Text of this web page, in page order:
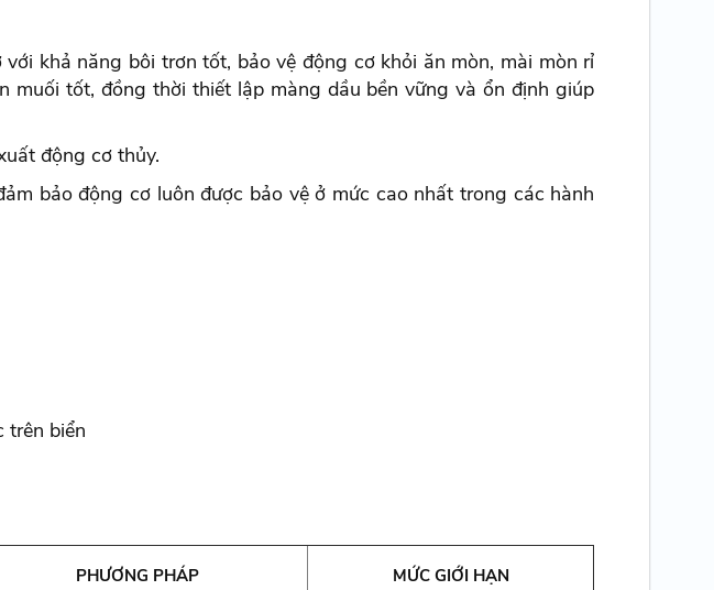
khả năng bôi trơn tốt, bảo vệ động cơ khỏi ăn mòn, mài mòn rỉ
tốt, đồng thời thiết lập màng dầu bền vững và ổn định giúp
động cơ thủy.
bảo động cơ luôn được bảo vệ ở mức cao nhất trong các hành
trên biển
PHƯƠNG PHÁP MỨC GIỚI HẠN